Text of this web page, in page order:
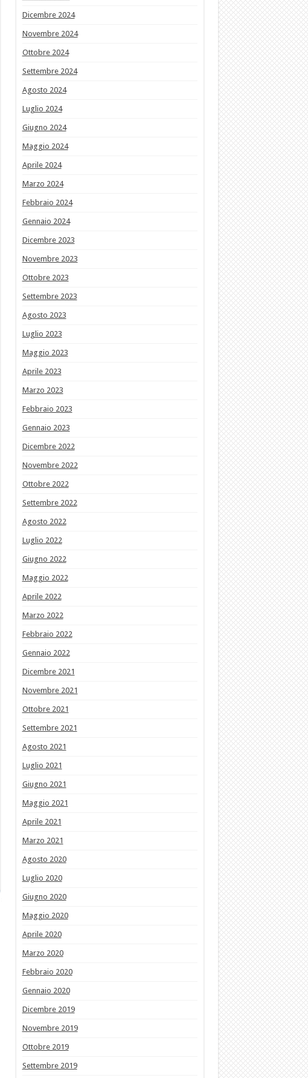
Dicembre 2024
Novembre 2024
Ottobre 2024
Settembre 2024
Agosto 2024
Luglio 2024
Giugno 2024
Maggio 2024
Aprile 2024
Marzo 2024
Febbraio 2024
Gennaio 2024
Dicembre 2023
Novembre 2023
Ottobre 2023
Settembre 2023
Agosto 2023
Luglio 2023
Maggio 2023
Aprile 2023
Marzo 2023
Febbraio 2023
Gennaio 2023
Dicembre 2022
Novembre 2022
Ottobre 2022
Settembre 2022
Agosto 2022
Luglio 2022
Giugno 2022
Maggio 2022
Aprile 2022
Marzo 2022
Febbraio 2022
Gennaio 2022
Dicembre 2021
Novembre 2021
Ottobre 2021
Settembre 2021
Agosto 2021
Luglio 2021
Giugno 2021
Maggio 2021
Aprile 2021
Marzo 2021
Agosto 2020
Luglio 2020
Giugno 2020
Maggio 2020
Aprile 2020
Marzo 2020
Febbraio 2020
Gennaio 2020
Dicembre 2019
Novembre 2019
Ottobre 2019
Settembre 2019